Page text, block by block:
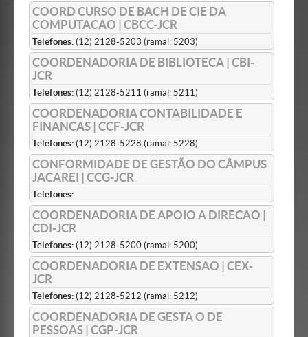
COORD CURSO DE BACH DE CIE DA
COMPUTACAO | CBCC-JCR
Telefones: (12) 2128-5203 (ramal: 5203)
COORDENADORIA DE BIBLIOTECA | CBI-
JCR
Telefones: (12) 2128-5211 (ramal: 5211)
COORDENADORIA CONTABILIDADE E
FINANCAS | CCF-JCR
Telefones: (12) 2128-5228 (ramal: 5228)
CONFORMIDADE DE GESTÃO DO CÂMPUS
JACAREI | CCG-JCR
Telefones:
COORDENADORIA DE APOIO A DIRECAO |
CDI-JCR
Telefones: (12) 2128-5200 (ramal: 5200)
COORDENADORIA DE EXTENSAO | CEX-
JCR
Telefones: (12) 2128-5212 (ramal: 5212)
COORDENADORIA DE GESTA O DE
PESSOAS | CGP-JCR